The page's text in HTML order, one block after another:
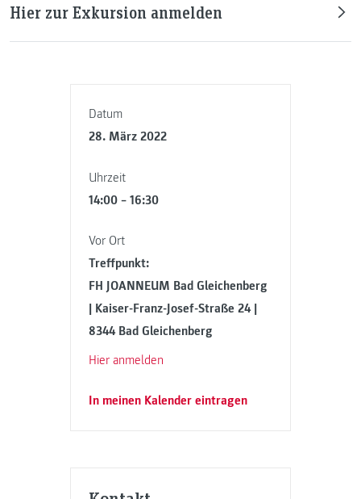
Datum
28. März 2022
Uhrzeit
14:00 – 16:30
Vor Ort
Treffpunkt:
FH JOANNEUM Bad Gleichenberg
| Kaiser-Franz-Josef-Straße 24 |
8344 Bad Gleichenberg
Hier anmelden
In meinen Kalender eintragen
Hier zur Exkursion anmelden